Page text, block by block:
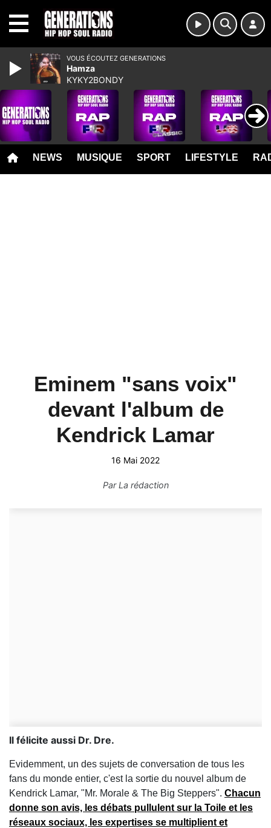
NEWS MUSIQUE SPORT LIFESTYLE
Eminem "sans voix"
devant l'album de
Kendrick Lamar
16 Mai 2022
ParLa rédaction
Il félicite aussi Dr. Dre.
Evidemment, un des sujets de conversation de tous les
fans du monde entier, c'est la sortie du nouvel album de
Kendrick Lamar, "Mr. Morale & The Big Steppers". Chacun
donne son avis, les débats pullulent sur la Toile et les
réseaux sociaux, les expertises se multiplient et
VOUS ÉCOUTEZ GENERATIONS
Hamza
KYKY2BONDY